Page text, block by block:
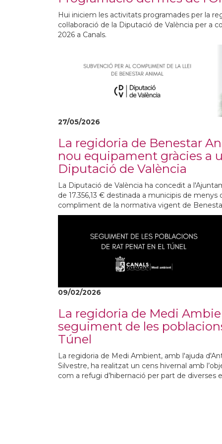
Hui iniciem les activitats programades per la
col·laboració de la Diputació de València per a
2026 a Canals.
27/05/2026
La regidoria de Benestar
nou equipament gràcies a
Diputació de València
La Diputació de València ha concedit a
de 17.356,13 € destinada a municipis de
compliment de la normativa vigent de
09/02/2026
La regidoria de Medi
seguiment de les
Túnel
La regidoria de Medi Ambient, amb l'ajuda
Silvestre, ha realitzat un cens hivernal amb
com a refugi d’hibernació per part de diverses